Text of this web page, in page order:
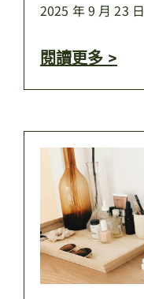
2025 年 9 月 23 日
閱讀更多 >